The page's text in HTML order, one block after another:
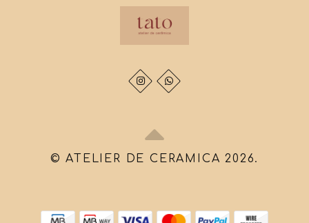
© ATELIER DE CERAMICA 2026.